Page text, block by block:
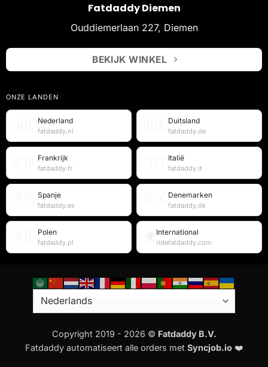
Fatdaddy Diemen
Ouddiemerlaan 227, Diemen
BEKIJK WINKEL
ONZE LANDEN
Nederland
fatdaddy.nl
Duitsland
fatdaddy.de
Frankrijk
fatdaddy.fr
Italië
fatdaddy.it
Spanje
fatdaddy.es
Denemarken
fatdaddy.dk
Polen
fatdaddy.pl
International
ridefatdaddy.com
Copyright 2019 - 2026 © Fatdaddy B.V.
Fatdaddy automatiseert alle orders met Syncjob.io ❤️